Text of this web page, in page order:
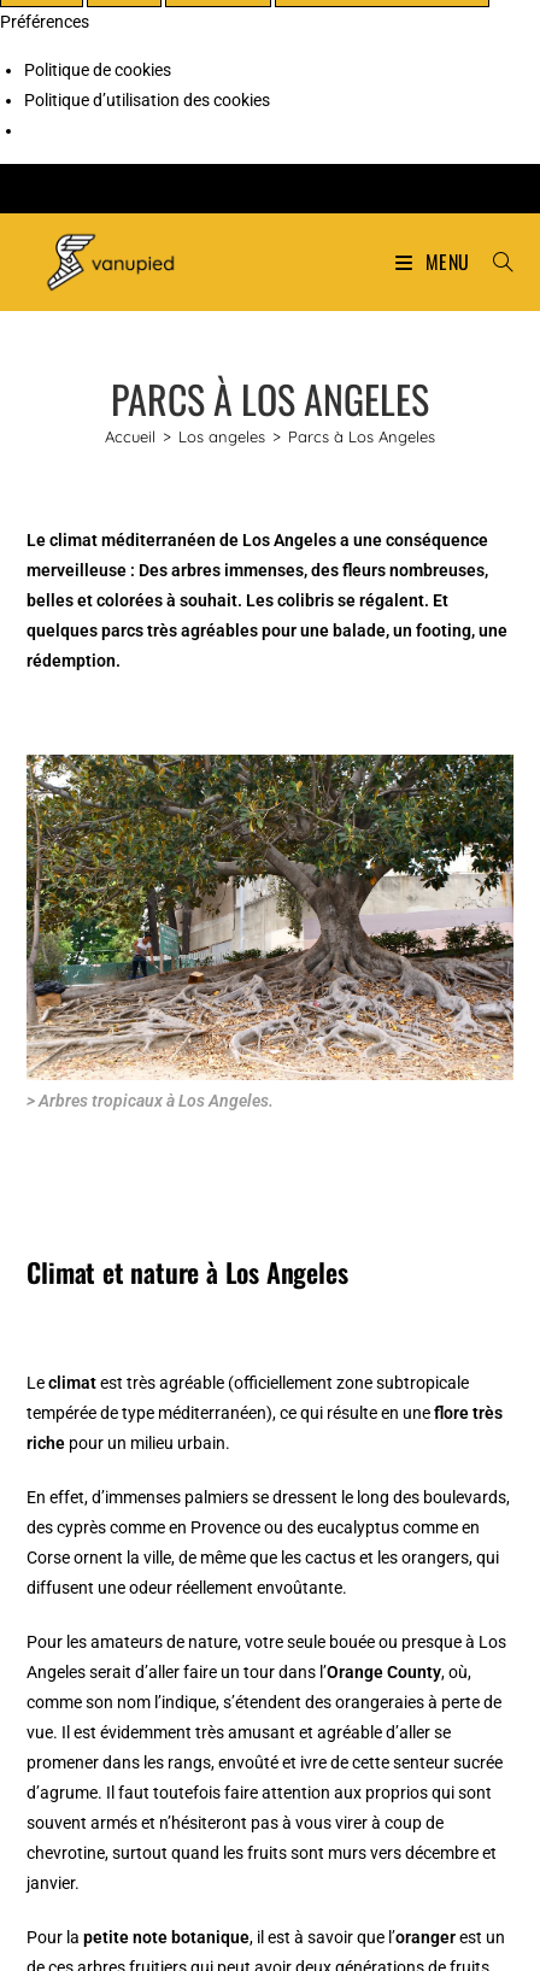
Préférences
Politique de cookies
Politique d’utilisation des cookies
MENU
PARCS À LOS ANGELES
Accueil > Los angeles > Parcs à Los Angeles
Le climat méditerranéen de Los Angeles a une conséquence
merveilleuse : Des arbres immenses, des fleurs nombreuses,
belles et colorées à souhait. Les colibris se régalent. Et
quelques parcs très agréables pour une balade, un footing, une
rédemption.
> Arbres tropicaux à Los Angeles.
Climat et nature à Los Angeles
Leclimatest très agréable (officiellement zone subtropicale
tempérée de type méditerranéen), ce qui résulte en uneflore très
riche pour un milieu urbain.
En effet, d’immenses palmiers se dressent le long des boulevards,
des cyprès comme en Provence ou des eucalyptus comme en
Corse ornent la ville, de même que les cactus et les orangers, qui
diffusent une odeur réellement envoûtante.
Pour les amateurs de nature, votre seule bouée ou presque à Los
Angeles serait d’aller faire un tour dans l’Orange County, où,
comme son nom l’indique, s’étendent des orangeraies à perte de
vue. Il est évidemment très amusant et agréable d’aller se
promener dans les rangs, envoûté et ivre de cette senteur sucrée
d’agrume. Il faut toutefois faire attention aux proprios qui sont
souvent armés et n’hésiteront pas à vous virer à coup de
chevrotine, surtout quand les fruits sont murs vers décembre et
janvier.
Pour lapetite note botanique, il est à savoir que l’orangerest un
de ces arbres fruitiers qui peut avoir deux générations de fruits